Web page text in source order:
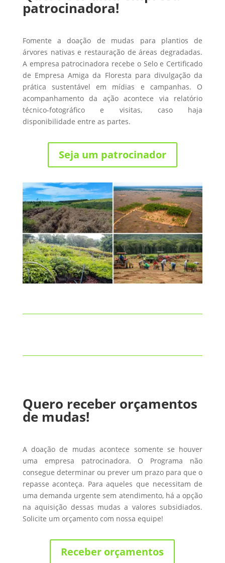
patrocinadora!
Fomente a doação de mudas para plantios de
árvores nativas e restauração de áreas degradadas.
A empresa patrocinadora recebe o Selo e Certificado
de Empresa Amiga da Floresta para divulgação da
prática sustentável em mídias e campanhas. O
acompanhamento da ação acontece via relatório
técnico-fotográfico e visitas, caso haja
disponibilidade entre as partes.
Seja um patrocinador
Quero receber orçamentos
de mudas!
A doação de mudas acontece somente se houver
uma empresa patrocinadora. O Programa não
consegue determinar ou prever um prazo para que o
repasse aconteça. Para aqueles que necessitam de
uma demanda urgente sem atendimento, há a opção
na aquisição dessas mudas a valores subsidiados.
Solicite um orçamento com nossa equipe!
Receber orçamentos